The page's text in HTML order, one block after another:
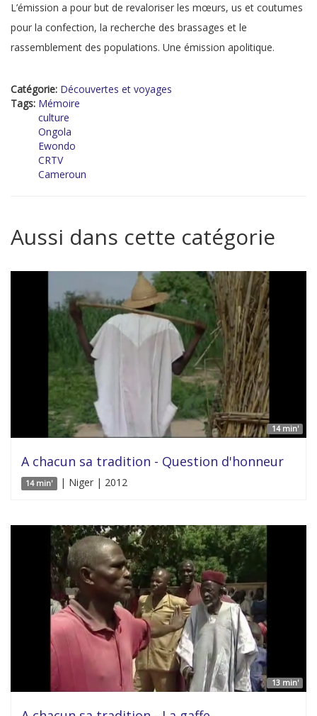
L’émission a pour but de revaloriser les mœurs, us et coutumes
pour la confection, la recherche des brassages et le
rassemblement des populations. Une émission apolitique.
Catégorie: Découvertes et voyages
Tags: Mémoire
culture
Ongola
Ewondo
CRTV
Cameroun
Aussi dans cette catégorie
14 min'
A chacun sa tradition - Question d'honneur
14 min' | Niger | 2012
13 min'